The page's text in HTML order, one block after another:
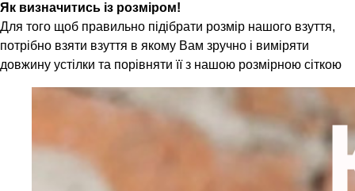
Як визначитись із розміром!
Для того щоб правильно підібрати розмір нашого взуття,
потрібно взяти взуття в якому Вам зручно і виміряти
довжину устілки та порівняти її з нашою розмірною сіткою